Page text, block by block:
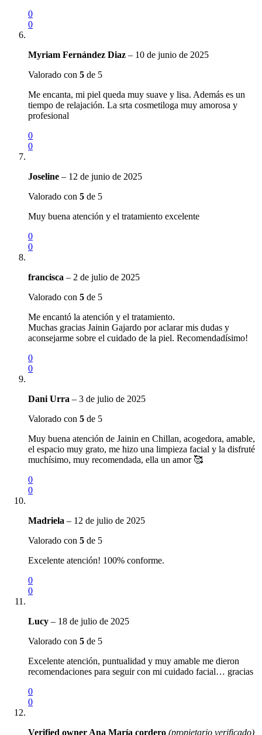
0
0
Myriam Fernández Diaz – 10 de junio de 2025
Valorado con 5 de 5
Me encanta, mi piel queda muy suave y lisa. Además es un
tiempo de relajación. La srta cosmetiloga muy amorosa y
profesional
0
0
Joseline – 12 de junio de 2025
Valorado con 5 de 5
Muy buena atención y el tratamiento excelente
0
0
francisca – 2 de julio de 2025
Valorado con 5 de 5
Me encantó la atención y el tratamiento.
Muchas gracias Jainin Gajardo por aclarar mis dudas y
aconsejarme sobre el cuidado de la piel. Recomendadísimo!
0
0
Dani Urra – 3 de julio de 2025
Valorado con 5 de 5
Muy buena atención de Jainin en Chillan, acogedora, amable,
el espacio muy grato, me hizo una limpieza facial y la disfruté
muchísimo, muy recomendada, ella un amor 🥰
0
0
Madriela – 12 de julio de 2025
Valorado con 5 de 5
Excelente atención! 100% conforme.
0
0
Lucy – 18 de julio de 2025
Valorado con 5 de 5
Excelente atención, puntualidad y muy amable me dieron
recomendaciones para seguir con mi cuidado facial… gracias
0
0
Verified owner Ana María cordero (propietario verificado)